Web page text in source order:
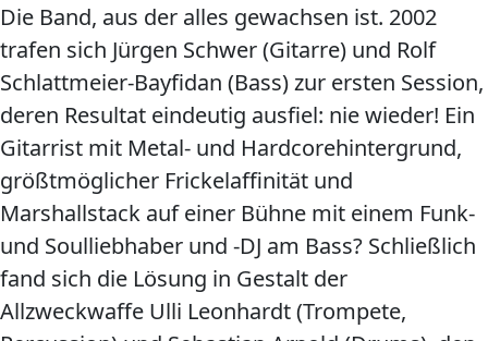
Die Band, aus der alles gewachsen ist. 2002
trafen sich Jürgen Schwer (Gitarre) und Rolf
Schlattmeier-Bayfidan (Bass) zur ersten Session,
deren Resultat eindeutig ausfiel: nie wieder! Ein
Gitarrist mit Metal- und Hardcorehintergrund,
größtmöglicher Frickelaffinität und
Marshallstack auf einer Bühne mit einem Funk-
und Soulliebhaber und -DJ am Bass? Schließlich
fand sich die Lösung in Gestalt der
Allzweckwaffe Ulli Leonhardt (Trompete,